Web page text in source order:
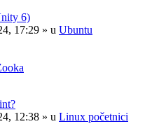
6)
17:29 » u Ubuntu
12:38 » u Linux početnici